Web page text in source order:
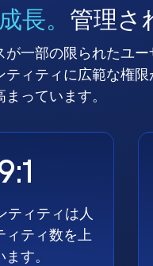
成長。 管理さ
一部の限られたユ
ィティに広範な権
っています。
ティティは人
ィティ数を上
す。